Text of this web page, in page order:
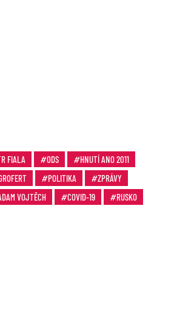
FIALA ODS
HNUTÍ ANO 2011
POLITIKA
ZPRÁVY
VOJTĚCH COVID-19
RUSKO